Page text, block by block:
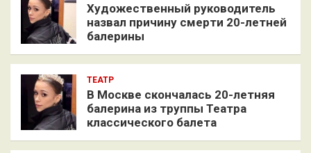
Художественный руководитель
назвал причину смерти 20-летней
балерины
ТЕАТР
В Москве скончалась 20-летняя
балерина из труппы Театра
классического балета